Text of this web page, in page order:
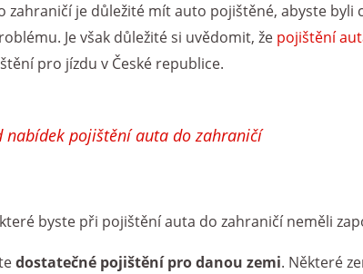
zahraničí je důležité mít auto pojištěné, abyste byli
Je však důležité si uvědomit, že pojištění
pro jízdu v České republice.
nabídek pojištění auta do zahraničí
byste při pojištění auta do zahraničí neměli
dostatečné pojištění pro danou zemi. Některé